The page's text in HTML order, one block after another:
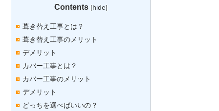
Contents [hide]
葺き替え工事とは？
葺き替え工事のメリット
デメリット
カバー工事とは？
カバー工事のメリット
デメリット
どっちを選べばいいの？